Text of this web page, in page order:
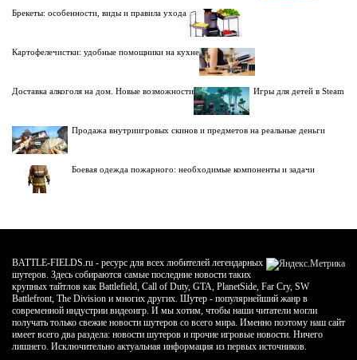
Брекеты: особенности, виды и правила ухода
Картофелечистки: удобные помощники на кухне
Доставка алкоголя на дом. Новые возможности Игры для детей в Steam
Продажа внутриигровых скинов и предметов на реальные деньги
Боевая одежда пожарного: необходимые компоненты и задачи
BATTLE-FIELDS.ru - ресурс для всех любителей легендарных
шутеров. Здесь собираются самые последние новости таких
крупных тайтлов как Battlefield, Call of Duty, GTA, PlanetSide, Far Cry, SW
Battlefront, The Division и многих других. Шутер - популярнейший жанр в
современной индустрии видеоигр. И мы хотим, чтобы наши читатели могли
получать только свежие новости шутеров со всего мира. Именно поэтому наш сайт
имеет всего два раздела: новости шутеров и прочие игровые новости. Ничего
лишнего. Исключительно актуальная информация из первых источников.